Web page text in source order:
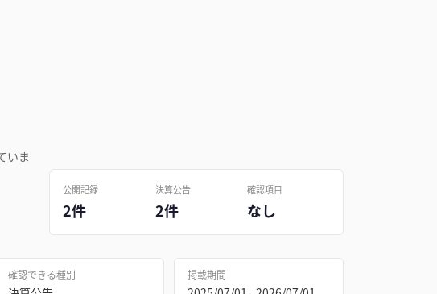
いま
公開記録
2件
決算公告
2件
確認項目
なし
確認できる種別 掲載期間